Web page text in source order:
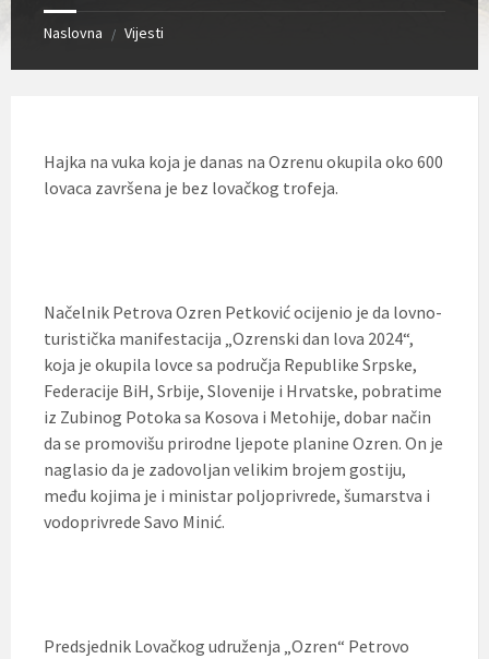
Naslovna / Vijesti
Hajka na vuka koja je danas na Ozrenu okupila oko 600
lovaca završena je bez lovačkog trofeja.
Načelnik Petrova Ozren Petković ocijenio je da lovno-
turistička manifestacija „Ozrenski dan lova 2024“,
koja je okupila lovce sa područja Republike Srpske,
Federacije BiH, Srbije, Slovenije i Hrvatske, pobratime
iz Zubinog Potoka sa Kosova i Metohije, dobar način
da se promovišu prirodne ljepote planine Ozren. On je
naglasio da je zadovoljan velikim brojem gostiju,
među kojima je i ministar poljoprivrede, šumarstva i
vodoprivrede Savo Minić.
Predsjednik Lovačkog udruženja „Ozren“ Petrovo